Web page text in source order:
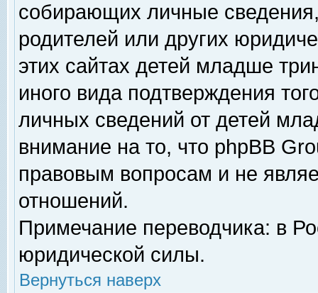
собирающих личные
родителей или других
этих сайтах детей младше
иного вида подтверждения
личных сведений от детей
внимание на то, что phpBB
правовым вопросам и не
отношений.
Примечание переводчика: в
юридической силы.
Вернуться наверх